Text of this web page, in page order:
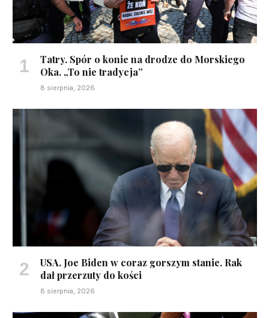
Tatry. Spór o konie na drodze do Morskiego
Oka. „To nie tradycja”
8 sierpnia, 2026
USA. Joe Biden w coraz gorszym stanie. Rak
dał przerzuty do kości
8 sierpnia, 2026